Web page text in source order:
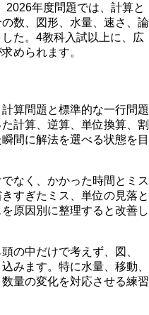
2026年度問題では、計算と
数、図形、水量、速さ、論
た。4教科入試以上に、広
められます。
算問題と標準的な一行問題
計算、逆算、単位換算、割
間に解法を選べる状態を目
なく、かかった時間とミス
すぎたミス、単位の見落と
原因別に整理すると改善し
の中だけで考えず、図、
みます。特に水量、移動、
量の変化を対応させる練習